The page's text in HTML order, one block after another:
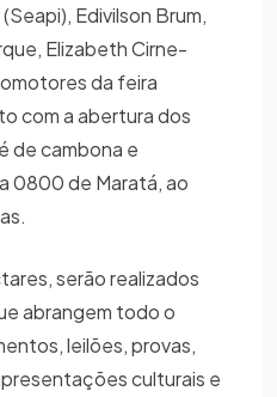
Edivilson Brum,
Elizabeth Cirne-
da feira
com a abertura dos
de cambona e
0800 de Maratá, ao
serão realizados
abrangem todo o
leilões, provas,
culturais e